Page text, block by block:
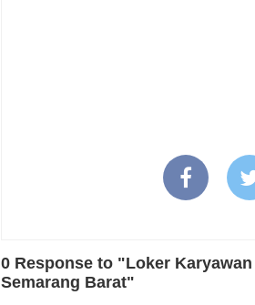
0 Response to "Loker
Semarang Barat"